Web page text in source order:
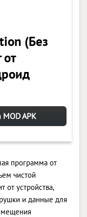
(Без
MOD APK
программа от
чистой
от устройства,
и данные для